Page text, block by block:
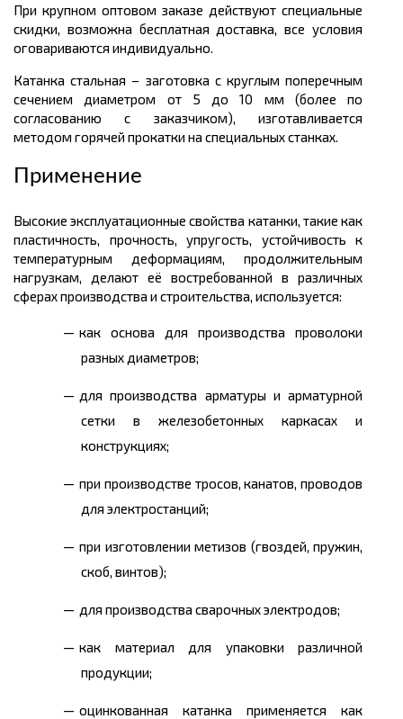
При крупном оптовом заказе действуют специальные
скидки, возможна бесплатная доставка, все условия
оговариваются индивидуально.
Катанка стальная – заготовка с круглым поперечным
сечением диаметром от 5 до 10 мм (более по
согласованию с заказчиком), изготавливается
методом горячей прокатки на специальных станках.
Применение
Высокие эксплуатационные свойства катанки, такие как
пластичность, прочность, упругость, устойчивость к
температурным деформациям, продолжительным
нагрузкам, делают её востребованной в различных
сферах производства и строительства, используется:
как основа для производства проволоки
разных диаметров;
для производства арматуры и арматурной
сетки в железобетонных каркасах и
конструкциях;
при производстве тросов, канатов, проводов
для электростанций;
при изготовлении метизов (гвоздей, пружин,
скоб, винтов);
для производства сварочных электродов;
как материал для упаковки различной
продукции;
оцинкованная катанка применяется как